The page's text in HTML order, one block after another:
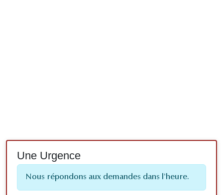
Une Urgence
Nous répondons aux demandes dans l'heure.